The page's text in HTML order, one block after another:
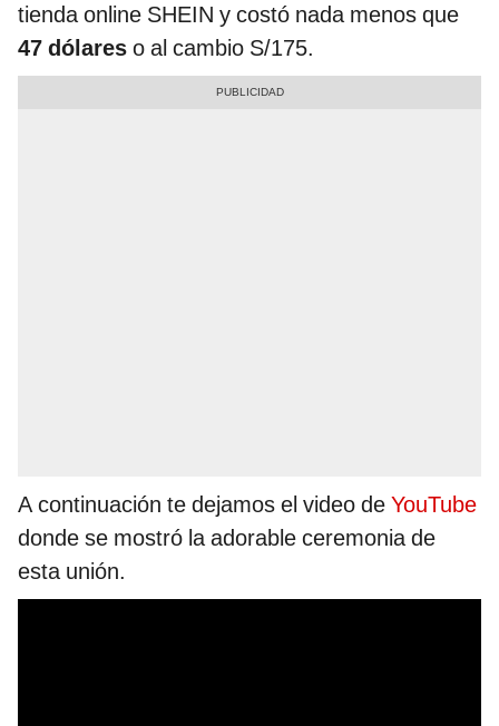
tienda online SHEIN y costó nada menos que
47 dólares o al cambio S/175.
A continuación te dejamos el video de YouTube
donde se mostró la adorable ceremonia de
esta unión.